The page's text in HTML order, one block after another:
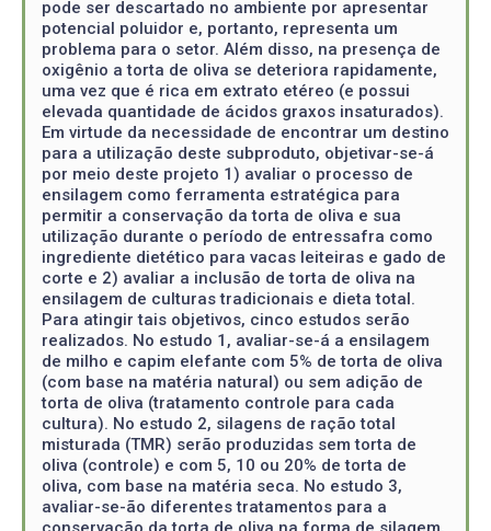
pode ser descartado no ambiente por apresentar
potencial poluidor e, portanto, representa um
problema para o setor. Além disso, na presença de
oxigênio a torta de oliva se deteriora rapidamente,
uma vez que é rica em extrato etéreo (e possui
elevada quantidade de ácidos graxos insaturados).
Em virtude da necessidade de encontrar um destino
para a utilização deste subproduto, objetivar-se-á
por meio deste projeto 1) avaliar o processo de
ensilagem como ferramenta estratégica para
permitir a conservação da torta de oliva e sua
utilização durante o período de entressafra como
ingrediente dietético para vacas leiteiras e gado de
corte e 2) avaliar a inclusão de torta de oliva na
ensilagem de culturas tradicionais e dieta total.
Para atingir tais objetivos, cinco estudos serão
realizados. No estudo 1, avaliar-se-á a ensilagem
de milho e capim elefante com 5% de torta de oliva
(com base na matéria natural) ou sem adição de
torta de oliva (tratamento controle para cada
cultura). No estudo 2, silagens de ração total
misturada (TMR) serão produzidas sem torta de
oliva (controle) e com 5, 10 ou 20% de torta de
oliva, com base na matéria seca. No estudo 3,
avaliar-se-ão diferentes tratamentos para a